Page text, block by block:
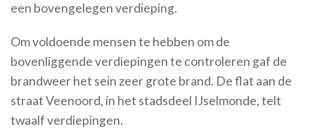
een bovengelegen verdieping.
Om voldoende mensen te hebben om de
bovenliggende verdiepingen te controleren gaf de
brandweer het sein zeer grote brand. De flat aan de
straat Veenoord, in het stadsdeel IJselmonde, telt
twaalf verdiepingen.